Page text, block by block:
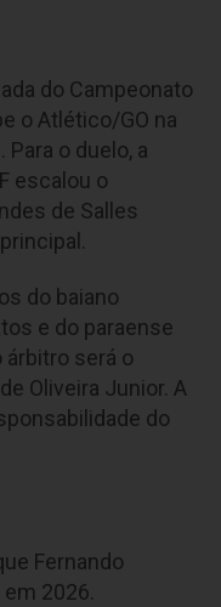
do Campeonato
o Atlético/GO na
o duelo, a
escalou o
de Salles
do baiano
e do paraense
árbitro será o
Oliveira Junior. A
do
Fernando
2026.